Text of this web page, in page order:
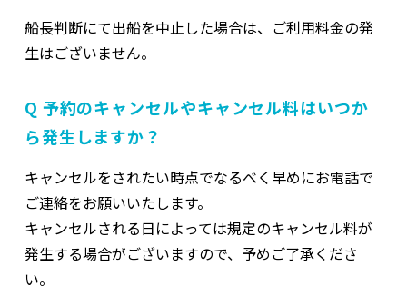
船長判断にて出船を中止した場合は、ご利用料金の発
生はございません。
Q 予約のキャンセルやキャンセル料はいつか
ら発生しますか？
キャンセルをされたい時点でなるべく早めにお電話で
ご連絡をお願いいたします。
キャンセルされる日によっては規定のキャンセル料が
発生する場合がございますので、予めご了承くださ
い。